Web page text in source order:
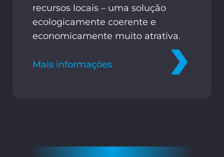
recursos locais – uma solução
ecologicamente coerente e
economicamente muito atrativa.
Mais informações